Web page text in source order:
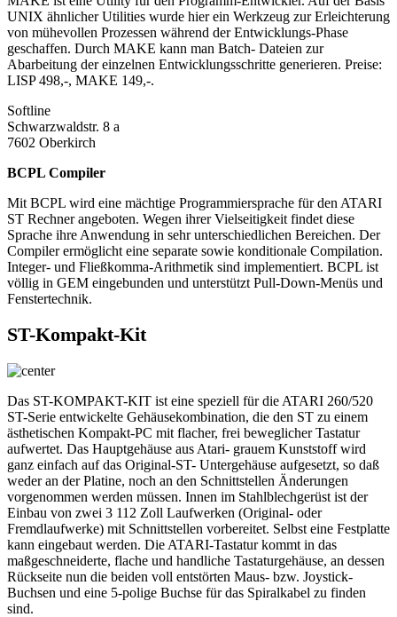
UNIX ähnlicher Utilities wurde hier ein Werkzeug zur Erleichterung
von mühevollen Prozessen während der Entwicklungs-Phase
geschaffen. Durch MAKE kann man Batch- Dateien zur
Abarbeitung der einzelnen Entwicklungsschritte generieren. Preise:
LISP 498,-, MAKE 149,-.
Softline
Schwarzwaldstr. 8 a
7602 Oberkirch
BCPL Compiler
Mit BCPL wird eine mächtige Programmiersprache für den ATARI
ST Rechner angeboten. Wegen ihrer Vielseitigkeit findet diese
Sprache ihre Anwendung in sehr unterschiedlichen Bereichen. Der
Compiler ermöglicht eine separate sowie konditionale Compilation.
Integer- und Fließkomma-Arithmetik sind implementiert. BCPL ist
völlig in GEM eingebunden und unterstützt Pull-Down-Menüs und
Fenstertechnik.
ST-Kompakt-Kit
Das ST-KOMPAKT-KIT ist eine speziell für die ATARI 260/520
ST-Serie entwickelte Gehäusekombination, die den ST zu einem
ästhetischen Kompakt-PC mit flacher, frei beweglicher Tastatur
aufwertet. Das Hauptgehäuse aus Atari- grauem Kunststoff wird
ganz einfach auf das Original-ST- Untergehäuse aufgesetzt, so daß
weder an der Platine, noch an den Schnittstellen Änderungen
vorgenommen werden müssen. Innen im Stahlblechgerüst ist der
Einbau von zwei 3 112 Zoll Laufwerken (Original- oder
Fremdlaufwerke) mit Schnittstellen vorbereitet. Selbst eine Festplatte
kann eingebaut werden. Die ATARI-Tastatur kommt in das
maßgeschneiderte, flache und handliche Tastaturgehäuse, an dessen
Rückseite nun die beiden voll entstörten Maus- bzw. Joystick-
Buchsen und eine 5-polige Buchse für das Spiralkabel zu finden
sind.